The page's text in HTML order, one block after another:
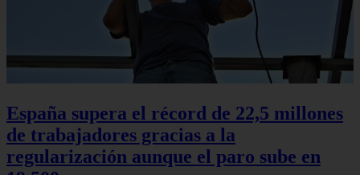
España supera el récord de 22,5 millones
de trabajadores gracias a la
regularización aunque el paro sube en